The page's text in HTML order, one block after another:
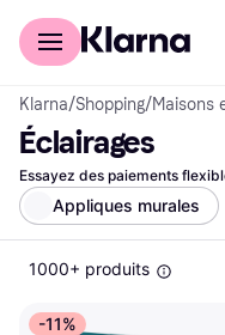
Acheter avec Klarna
Klarna/Shopping/Maisons
Éclairages
Essayez des paiements
Appliques murales
1000+ produits
-11%